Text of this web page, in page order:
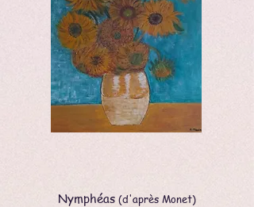
Nymphéas (d'après Monet)